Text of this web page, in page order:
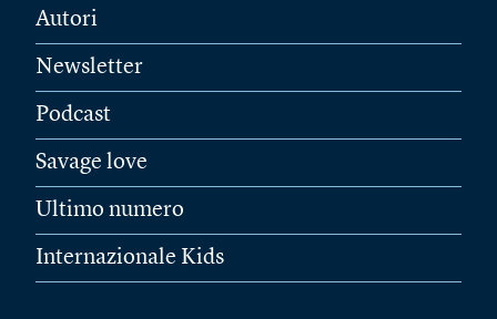
Autori
Newsletter
Podcast
Savage love
Ultimo numero
Internazionale Kids